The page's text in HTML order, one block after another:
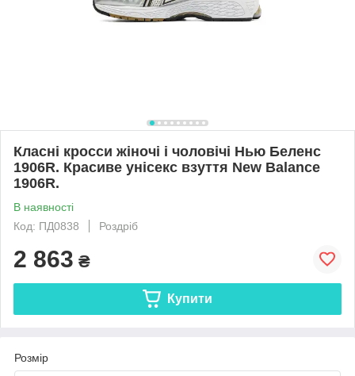
Класні кросси жіночі і чоловічі Нью Беленс
1906R. Красиве унісекс взуття New Balance
1906R.
В наявності
Код: ПД0838
Роздріб
2 863 ₴
Купити
Розмір